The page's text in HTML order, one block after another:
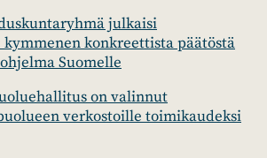
julkaisi
konkreettista päätöstä
Suomelle
on valinnut
verkostoille toimikaudeksi